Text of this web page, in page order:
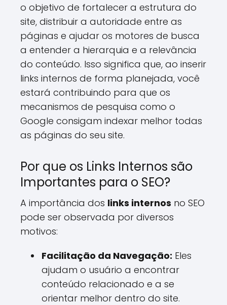
o objetivo de fortalecer a estrutura do
site, distribuir a autoridade entre as
páginas e ajudar os motores de busca
a entender a hierarquia e a relevância
do conteúdo. Isso significa que, ao inserir
links internos de forma planejada, você
estará contribuindo para que os
mecanismos de pesquisa como o
Google consigam indexar melhor todas
as páginas do seu site.
Por que os Links Internos são
Importantes para o SEO?
A importância dos links internos no SEO
pode ser observada por diversos
motivos:
Facilitação da Navegação: Eles
ajudam o usuário a encontrar
conteúdo relacionado e a se
orientar melhor dentro do site.